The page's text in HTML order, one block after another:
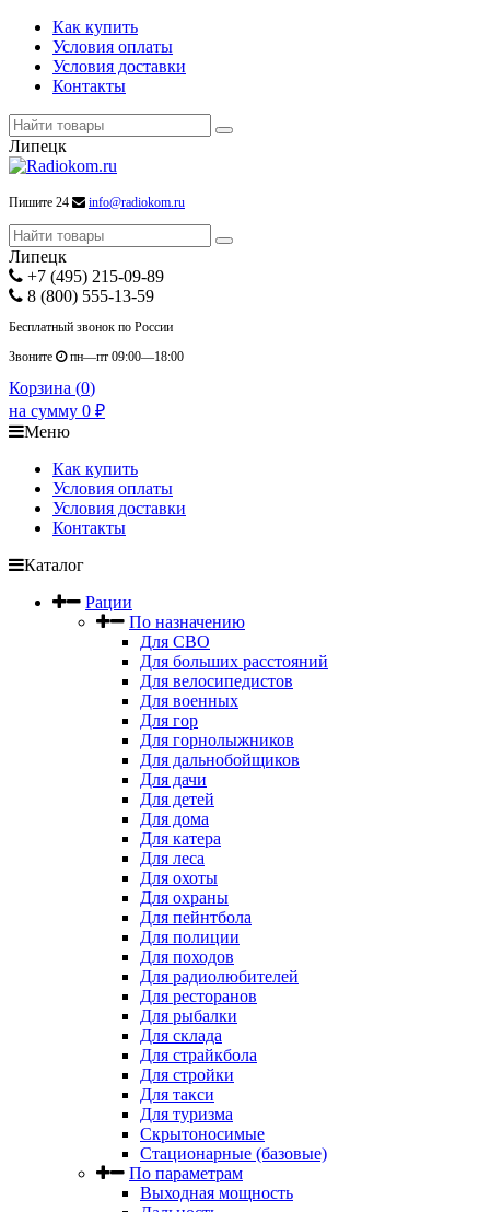
Как купить
Условия оплаты
Условия доставки
Контакты
Липецк
Пишите 24 info@radiokom.ru
Липецк
+7 (495) 215-09-89
8 (800) 555-13-59
Бесплатный звонок по России
Звоните
пн—пт 09:00—18:00
Корзина (0)
на сумму 0 ₽
Меню
Как купить
Условия оплаты
Условия доставки
Контакты
Каталог
Рации
По назначению
Для СВО
Для больших расстояний
Для велосипедистов
Для военных
Для гор
Для горнолыжников
Для дальнобойщиков
Для дачи
Для детей
Для дома
Для катера
Для леса
Для охоты
Для охраны
Для пейнтбола
Для полиции
Для походов
Для радиолюбителей
Для ресторанов
Для рыбалки
Для склада
Для страйкбола
Для стройки
Для такси
Для туризма
Скрытоносимые
Стационарные (базовые)
По параметрам
Выходная мощность